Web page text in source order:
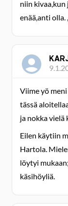
niin
enää,anti olla.
Viime yö
tässä
ja nokka vielä
Eilen käytiin
Hartola.
löytyi
käsihöyliä.